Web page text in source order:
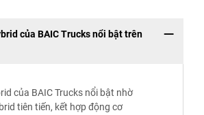
của BAIC Trucks nổi bật trên
của BAIC Trucks nổi bật nhờ
tiên tiến, kết hợp động cơ